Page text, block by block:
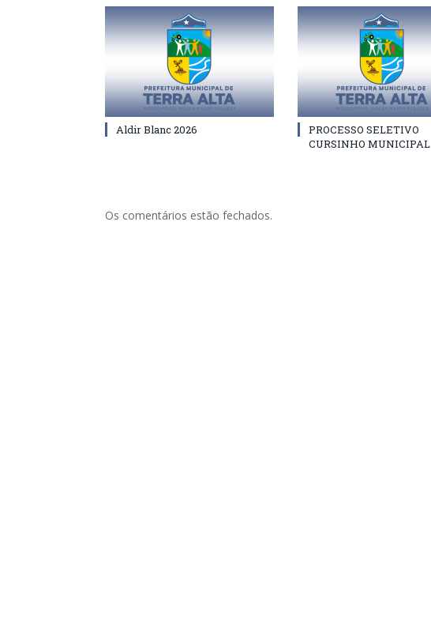
Aldir Blanc 2026
PROCESSO SELETIVO
CURSINHO MUNICIPAL
Os comentários estão fechados.